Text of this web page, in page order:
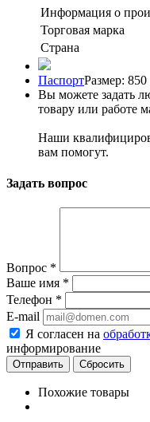
Информация о
Торговая марка
Страна
ПаспортРазмер: 850
Вы можете задать
товару или работе
Наши
вам помогут.
Задать вопрос
Вопрос *
Ваше имя *
Телефон *
E-mail
Я согласен на
информирование
Сбросить
Похожие товары